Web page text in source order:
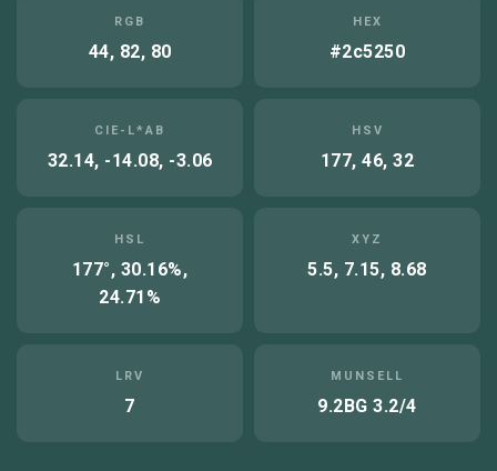
RGB
44, 82, 80
HEX
#2c5250
CIE-L*AB
32.14, -14.08, -3.06
HSV
177, 46, 32
HSL
177°, 30.16%,
24.71%
XYZ
5.5, 7.15, 8.68
LRV
7
MUNSELL
9.2BG 3.2/4